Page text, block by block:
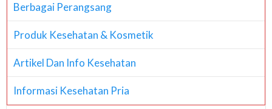
Berbagai Perangsang
Produk Kesehatan & Kosmetik
Artikel Dan Info Kesehatan
Informasi Kesehatan Pria